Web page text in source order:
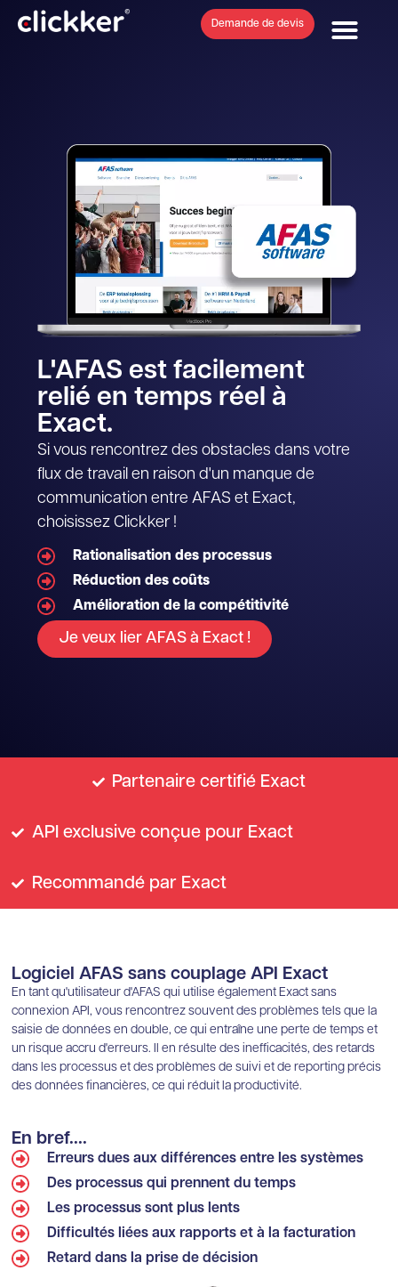
Demande de devis
L'AFAS est facilement
relié en temps réel à
Exact.
Si vous rencontrez des obstacles dans votre
flux de travail en raison d'un manque de
communication entre AFAS et Exact,
choisissez Clickker !
Rationalisation des processus
Réduction des coûts
Amélioration de la compétitivité
Je veux lier AFAS à Exact !
Partenaire certifié Exact
API exclusive conçue pour Exact
Recommandé par Exact
Logiciel AFAS sans couplage API Exact
En tant qu'utilisateur d'AFAS qui utilise également Exact sans
connexion API, vous rencontrez souvent des problèmes tels que la
saisie de données en double, ce qui entraîne une perte de temps et
un risque accru d'erreurs. Il en résulte des inefficacités, des retards
dans les processus et des problèmes de suivi et de reporting précis
des données financières, ce qui réduit la productivité.
En bref....
Erreurs dues aux différences entre les systèmes
Des processus qui prennent du temps
Les processus sont plus lents
Difficultés liées aux rapports et à la facturation
Retard dans la prise de décision